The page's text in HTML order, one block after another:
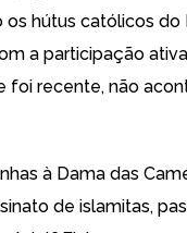
os hútus católicos
a participação
foi recente, não
à Dama das
de islamitas,